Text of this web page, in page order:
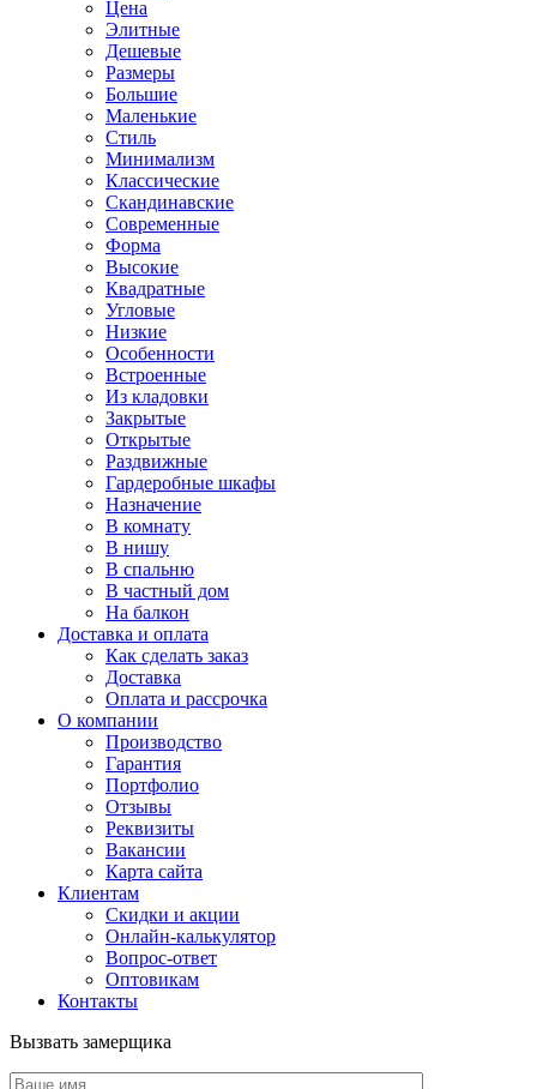
Цена
Элитные
Дешевые
Размеры
Большие
Маленькие
Стиль
Минимализм
Классические
Скандинавские
Современные
Форма
Высокие
Квадратные
Угловые
Низкие
Особенности
Встроенные
Из кладовки
Закрытые
Открытые
Раздвижные
Гардеробные шкафы
Назначение
В комнату
В нишу
В спальню
В частный дом
На балкон
Доставка и оплата
Как сделать заказ
Доставка
Оплата и рассрочка
О компании
Производство
Гарантия
Портфолио
Отзывы
Реквизиты
Вакансии
Карта сайта
Клиентам
Скидки и акции
Онлайн-калькулятор
Вопрос-ответ
Оптовикам
Контакты
Вызвать замерщика